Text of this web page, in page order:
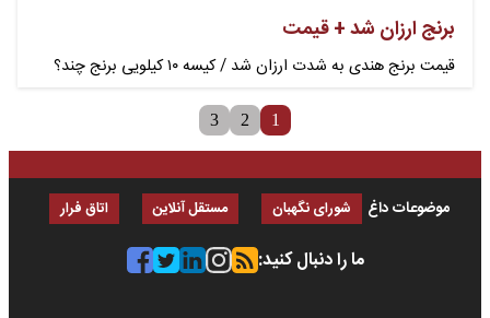
برنج ارزان شد + قیمت
قیمت برنج هندی به شدت ارزان شد / کیسه ۱۰ کیلویی برنج چند؟
1
2
3
موضوعات داغ شورای نگهبان مستقل آنلاین اتاق فرار
ما را دنبال کنید: